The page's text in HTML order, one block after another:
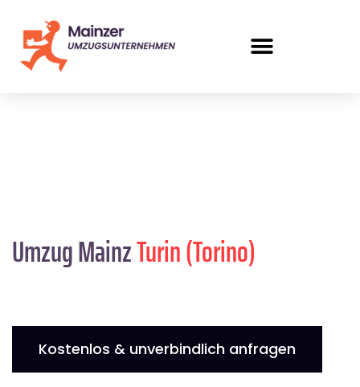
Umzug MainzTurin (Torino)
Kostenlos & unverbindlich anfragen